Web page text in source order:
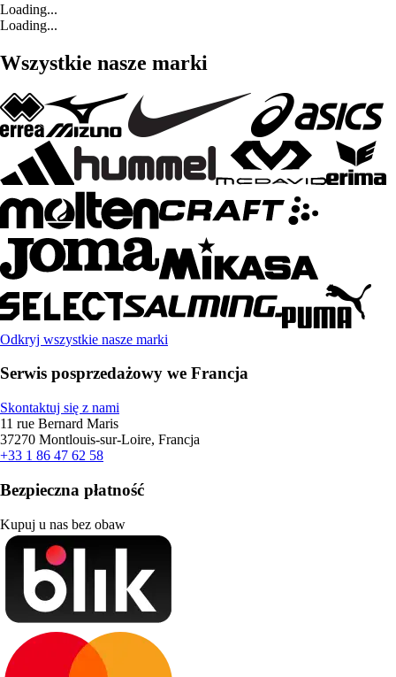
Loading...
Loading...
Wszystkie nasze marki
Odkryj wszystkie nasze marki
Serwis posprzedażowy we Francja
Skontaktuj się z nami
11 rue Bernard Maris
37270 Montlouis-sur-Loire, Francja
+33 1 86 47 62 58
Bezpieczna płatność
Kupuj u nas bez obaw